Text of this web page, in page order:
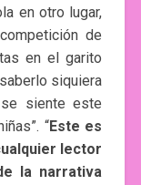
en otro lugar,
de
en el garito
siquiera
siente este
“Este es
lector
la narrativa